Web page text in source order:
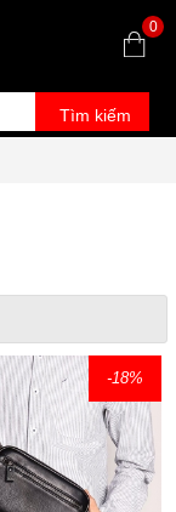
0
Tìm kiếm
-18%